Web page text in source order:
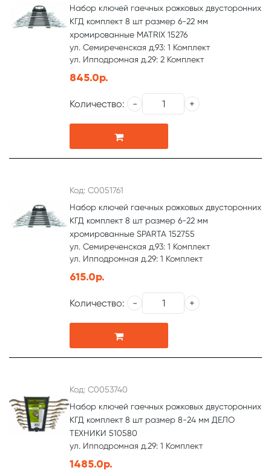
Набор ключей гаечных рожковых двусторонних
КГД комплект 8 шт размер 6-22 мм
хромированные MATRIX 15276
ул. Семиреченская д.93: 1 Комплект
ул. Ипподромная д.29: 2 Комплект
845.0р.
Количество:
Код: С0051761
Набор ключей гаечных рожковых двусторонних
КГД комплект 8 шт размер 6-22 мм
хромированные SPARTA 152755
ул. Семиреченская д.93: 1 Комплект
ул. Ипподромная д.29: 1 Комплект
615.0р.
Количество:
Код: С0053740
Набор ключей гаечных рожковых двусторонних
КГД комплект 8 шт размер 8-24 мм ДЕЛО
ТЕХНИКИ 510580
ул. Ипподромная д.29: 1 Комплект
1485.0р.